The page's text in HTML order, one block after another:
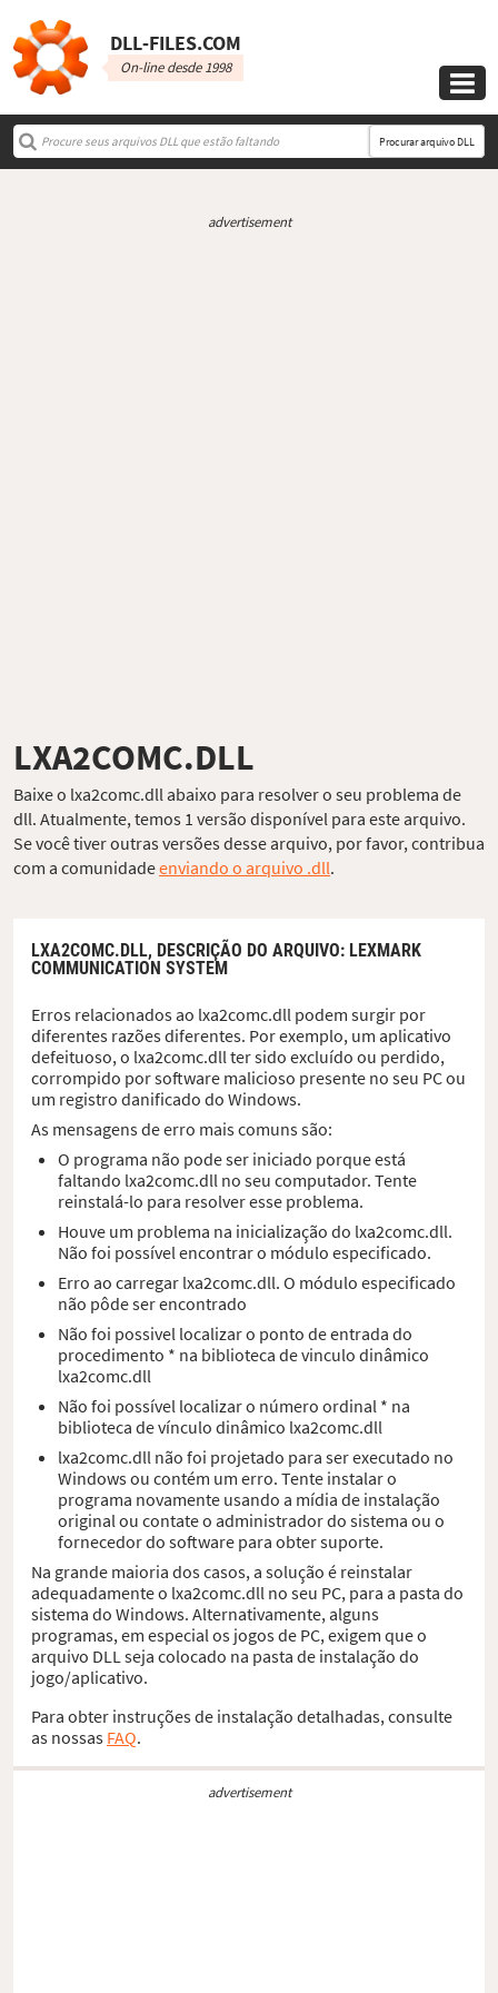
DLL‑FILES.COM
On-line desde 1998

Procurar arquivo DLL
advertisement
LXA2COMC.DLL
Baixe o lxa2comc.dll abaixo para resolver o seu problema de
dll. Atualmente, temos 1 versão disponível para este arquivo.
Se você tiver outras versões desse arquivo, por favor, contribua
com a comunidadeenviando o arquivo .dll.
LXA2COMC.DLL, DESCRIÇÃO DO ARQUIVO: LEXMARK
COMMUNICATION SYSTEM
Erros relacionados ao lxa2comc.dll podem surgir por
diferentes razões diferentes. Por exemplo, um aplicativo
defeituoso, o lxa2comc.dll ter sido excluído ou perdido,
corrompido por software malicioso presente no seu PC ou
um registro danificado do Windows.
As mensagens de erro mais comuns são:
O programa não pode ser iniciado porque está
faltando lxa2comc.dll no seu computador. Tente
reinstalá-lo para resolver esse problema.
Houve um problema na inicialização do lxa2comc.dll.
Não foi possível encontrar o módulo especificado.
Erro ao carregar lxa2comc.dll. O módulo especificado
não pôde ser encontrado
Não foi possivel localizar o ponto de entrada do
procedimento * na biblioteca de vinculo dinâmico
lxa2comc.dll
Não foi possível localizar o número ordinal * na
biblioteca de vínculo dinâmico lxa2comc.dll
lxa2comc.dll não foi projetado para ser executado no
Windows ou contém um erro. Tente instalar o
programa novamente usando a mídia de instalação
original ou contate o administrador do sistema ou o
fornecedor do software para obter suporte.
Na grande maioria dos casos, a solução é reinstalar
adequadamente o lxa2comc.dll no seu PC, para a pasta do
sistema do Windows. Alternativamente, alguns
programas, em especial os jogos de PC, exigem que o
arquivo DLL seja colocado na pasta de instalação do
jogo/aplicativo.
Para obter instruções de instalação detalhadas, consulte
as nossas FAQ.
advertisement